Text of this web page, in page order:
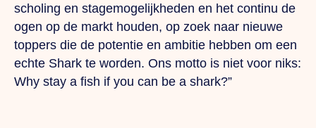
scholing en stagemogelijkheden en het continu de
ogen op de markt houden, op zoek naar nieuwe
toppers die de potentie en ambitie hebben om een
echte Shark te worden. Ons motto is niet voor niks:
Why stay a fish if you can be a shark?”